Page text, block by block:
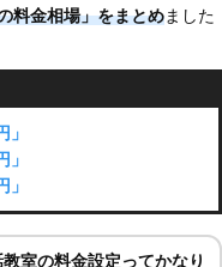
料金相場」をまとめました
室の料金設定ってかなり